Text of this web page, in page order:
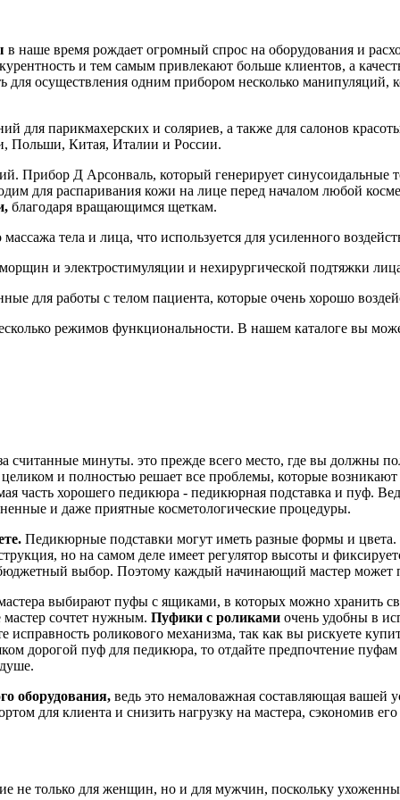
в наше время рождает огромный спрос на оборудования и
и тем самым привлекают больше клиентов, а
осуществления одним прибором несколько манипуляций,
для парикмахерских и соляриев, а также для салонов
Польши, Китая, Италии и России.
Прибор Д Арсонваль, который генерирует синусоидальные
для распаривания кожи на лице перед началом любой
благодаря вращающимся щеткам.
тела и лица, что используется для усиленного
и электростимуляции и нехирургической подтяжки
для работы с телом пациента, которые очень хорошо
режимов функциональности. В нашем каталоге вы
считанные минуты. это прежде всего место, где вы должны
и полностью решает все проблемы, которые возникают
часть хорошего педикюра - педикюрная подставка и пуф.
и даже приятные косметологические процедуры.
Педикюрные подставки могут иметь разные формы и цвета.
но на самом деле имеет регулятор высоты и
выбор. Поэтому каждый начинающий мастер может
выбирают пуфы с ящиками, в которых можно хранить
мастер сочтет нужным. Пуфики с роликами очень удобны в
роликового механизма, так как вы рискуете
дорогой пуф для педикюра, то отдайте предпочтение
оборудования, ведь это немаловажная составляющая
для клиента и снизить нагрузку на мастера, сэкономив
не только для женщин, но и для мужчин, поскольку